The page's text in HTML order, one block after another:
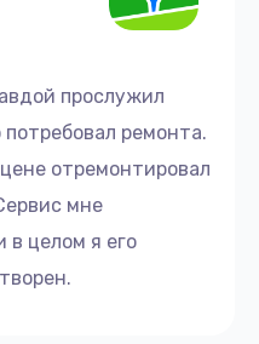
прослужил
потребовал ремонта.
отремонтировал
мне
в целом я его